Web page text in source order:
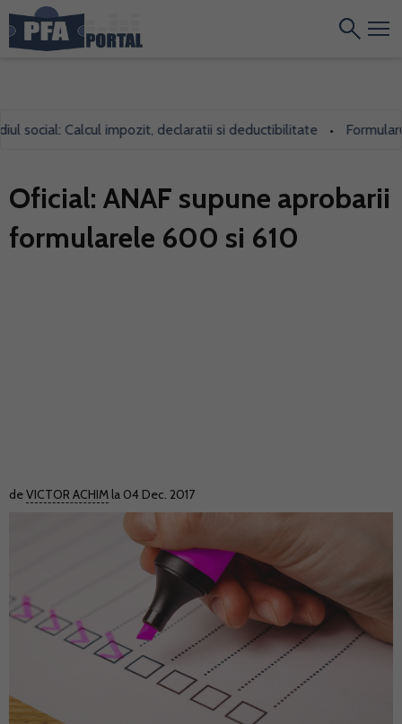
Calcul impozit, declaratii si deductibilitate • Formularul
Oficial: ANAF supune aprobarii
formularele 600 si 610
deVICTOR ACHIM la 04 Dec. 2017